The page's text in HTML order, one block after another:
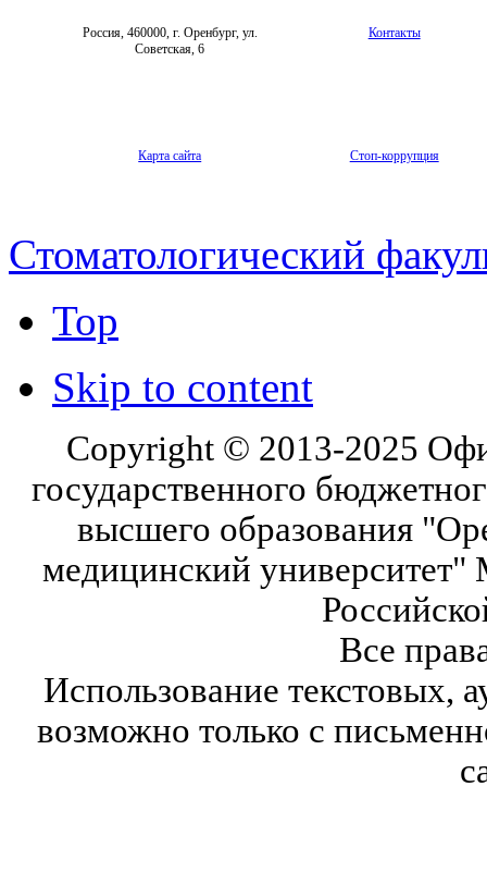
Россия, 460000, г. Оренбург, ул.
Советская, 6
Контакты
Карта сайта Стоп-коррупция
Стоматологический
Top
Skip to content
Copyright © 2013-2025
государственного
высшего образования
медицинский университет"
Все
Использование текстовых,
возможно только с